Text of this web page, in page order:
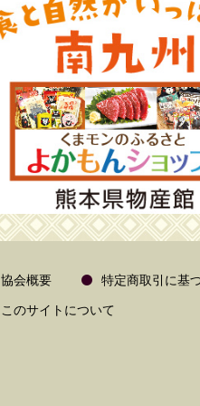
協会概要 特定商取引に基
このサイトについて